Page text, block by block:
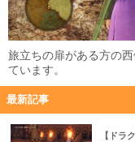
旅立ちの扉がある方の
ています。
最新記事
【ドラ